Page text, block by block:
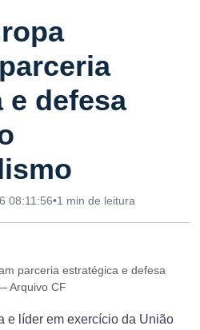
e defesa
08:11:56•1 min de leitura
parceria estratégica e defesa
Arquivo CF
e líder em exercício da União